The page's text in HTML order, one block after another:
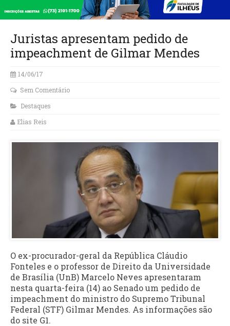
Juristas apresentam pedido de
impeachment de Gilmar Mendes
14/06/17
Sem Comentário
Destaques
Elias Reis
O ex-procurador-geral da República Cláudio
Fonteles e o professor de Direito da Universidade
de Brasília (UnB) Marcelo Neves apresentaram
nesta quarta-feira (14) ao Senado um pedido de
impeachment do ministro do Supremo Tribunal
Federal (STF) Gilmar Mendes. As informações são
do site G1.